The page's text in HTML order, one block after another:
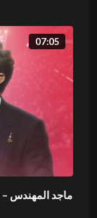
07:05